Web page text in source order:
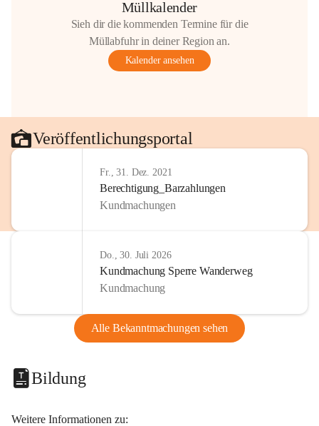
Müllkalender
Sieh dir die kommenden Termine für die
Müllabfuhr in deiner Region an.
Kalender ansehen
Veröffentlichungsportal
Fr., 31. Dez. 2021
Berechtigung_Barzahlungen
Kundmachungen
Do., 30. Juli 2026
Kundmachung Sperre Wanderweg
Kundmachung
Alle Bekanntmachungen sehen
Bildung
Weitere Informationen zu: